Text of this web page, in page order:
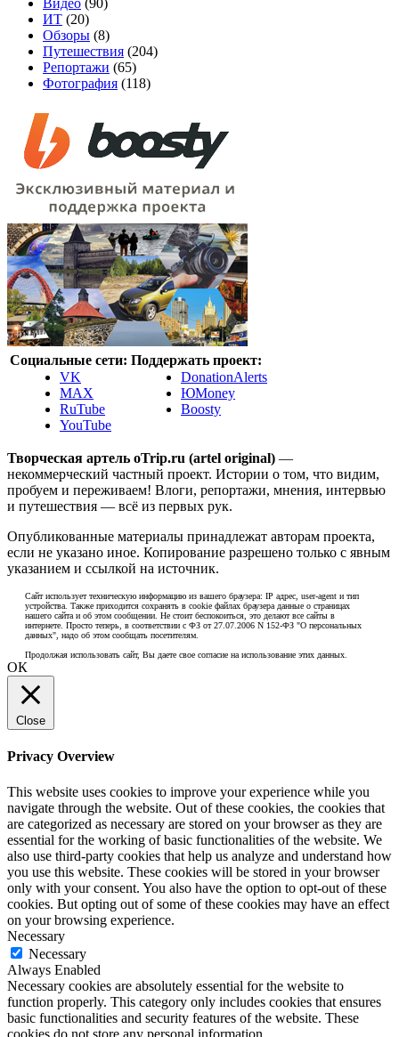
Видео (90)
ИТ (20)
Обзоры (8)
Путешествия (204)
Репортажи (65)
Фотография (118)
Социальные сети:
VK
MAX
RuTube
YouTube
Поддержать проект:
DonationAlerts
ЮMoney
Boosty
Творческая артель oTrip.ru (artel original) —
некоммерческий частный проект. Истории о том, что видим,
пробуем и переживаем! Влоги, репортажи, мнения, интервью
и путешествия — всё из первых рук.
Опубликованные материалы принадлежат авторам проекта,
если не указано иное. Копирование разрешено только с явным
указанием и ссылкой на источник.
Сайт использует техническую информацию из вашего браузера: IP адрес, user-agent и тип
устройства. Также приходится сохранять в cookie файлах браузера данные о страницах
нашего сайта и об этом сообщении. Не стоит беспокоиться, это делают все сайты в
интернете. Просто теперь, в соответствии с ФЗ от 27.07.2006 N 152-ФЗ "О персональных
данных", надо об этом сообщать посетителям.
Продолжая использовать сайт, Вы даете свое согласие на использование этих данных.
ОК
Close
Privacy Overview
This website uses cookies to improve your experience while you
navigate through the website. Out of these cookies, the cookies that
are categorized as necessary are stored on your browser as they are
essential for the working of basic functionalities of the website. We
also use third-party cookies that help us analyze and understand how
you use this website. These cookies will be stored in your browser
only with your consent. You also have the option to opt-out of these
cookies. But opting out of some of these cookies may have an effect
on your browsing experience.
Necessary
Necessary
Always Enabled
Necessary cookies are absolutely essential for the website to
function properly. This category only includes cookies that ensures
basic functionalities and security features of the website. These
cookies do not store any personal information.